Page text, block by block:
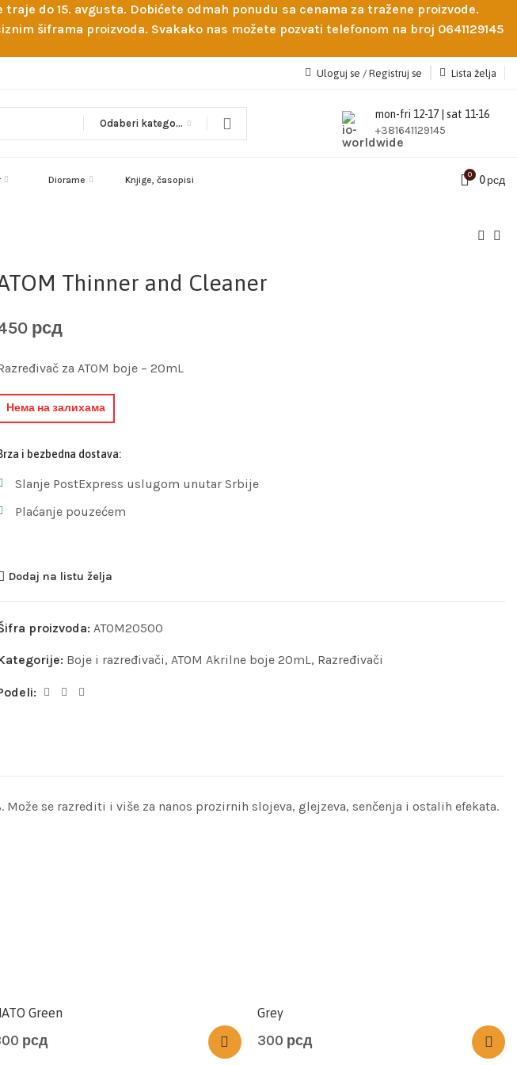
do 15. avgusta. Dobićete odmah ponudu sa cenama za tražene proizvode.
šiframa proizvoda. Svakako nas možete pozvati telefonom na broj 0641129145
Uloguj se / Registruj se Lista želja
Odaberi kategoriju
mon-fri 12-17 | sat 11-16
+381641129145
Diorame Knjige, časopisi 0 0рсд
Thinner and Cleaner
рсд
za ATOM boje – 20mL
Нема на залихама
i bezbedna dostava:
Slanje PostExpress uslugom unutar Srbije
Plaćanje pouzećem
Dodaj na listu želja
proizvoda: ATOM20500
Boje i razređivači, ATOM Akrilne boje 20mL , Razređivači
se razrediti i više za nanos prozirnih slojeva, glejzeva, senčenja i ostalih efekata.
Green
рсд
Grey
300 рсд